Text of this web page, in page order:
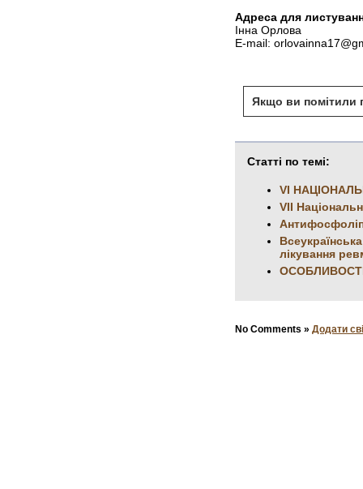
Адреса для
Інна Орлова
E-mail:
Якщо ви помітили
Статті по темі:
VI
VII
лікування
No Comments » Додати